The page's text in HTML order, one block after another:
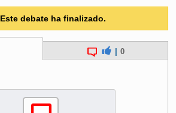
Este debate ha finalizado.
0